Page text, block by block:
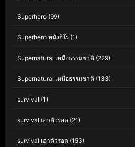
Superhero (99)
Superhero หนังฮีโร่ (1)
Supernatural เหนือธรรมชาติ (229)
Supernatural เหนือธรรมชาติ (133)
survival (1)
survival เอาตัวรอด (21)
survival เอาตัวรอด (153)